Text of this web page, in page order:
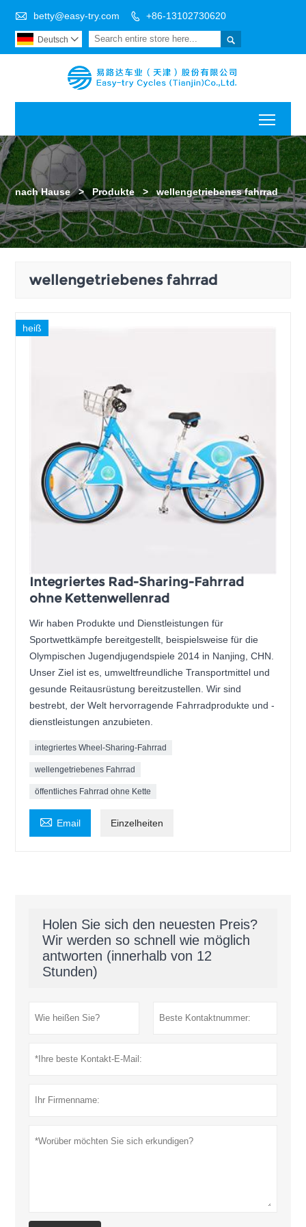
 betty@easy-try.com  +86-13102730620

Deutsch 
nach Hause > Produkte > wellengetriebenes fahrrad
wellengetriebenes fahrrad
heiß
Integriertes Rad-Sharing-Fahrrad
ohne Kettenwellenrad
Wir haben Produkte und Dienstleistungen für
Sportwettkämpfe bereitgestellt, beispielsweise für die
Olympischen Jugendjugendspiele 2014 in Nanjing, CHN.
Unser Ziel ist es, umweltfreundliche Transportmittel und
gesunde Reitausrüstung bereitzustellen. Wir sind
bestrebt, der Welt hervorragende Fahrradprodukte und -
dienstleistungen anzubieten.
integriertes Wheel-Sharing-Fahrrad
wellengetriebenes Fahrrad
öffentliches Fahrrad ohne Kette
 Email Einzelheiten
Holen Sie sich den neuesten Preis?
Wir werden so schnell wie möglich
antworten (innerhalb von 12
Stunden)